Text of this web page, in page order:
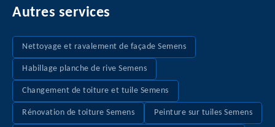
Autres services
Nettoyage et ravalement de façade Semens
Habillage planche de rive Semens
Changement de toiture et tuile Semens
Rénovation de toiture Semens Peinture sur tuiles Semens